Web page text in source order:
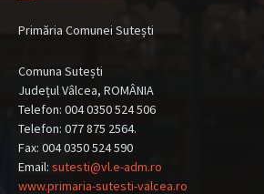
Primăria Comunei Sutești
Comuna Sutești
Județul Vâlcea, ROMÂNIA
Telefon: 004 0350 524 506
Telefon: 077 875 2564.
Fax: 004 0350 524 590
Email: sutesti@vl.e-adm.ro
www.primaria-sutesti-valcea.ro